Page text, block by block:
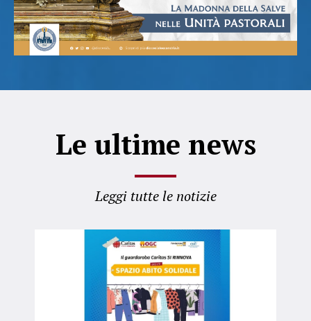
Le ultime news
Leggi tutte le notizie